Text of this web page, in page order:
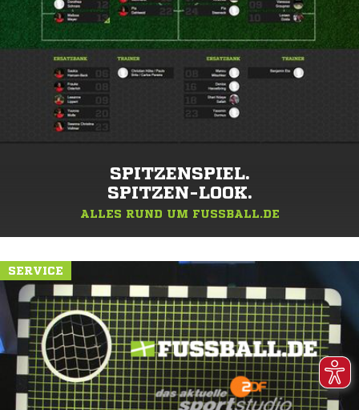
SPITZENSPIEL.
SPITZEN-LOOK.
ALLES RUND UM FUSSBALL.DE
SERVICE